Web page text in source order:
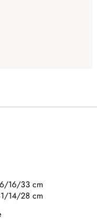
16/33 cm
14/28 cm